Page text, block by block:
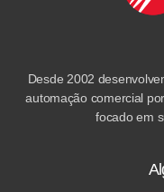
Desde 2002
automação comercial
focado em